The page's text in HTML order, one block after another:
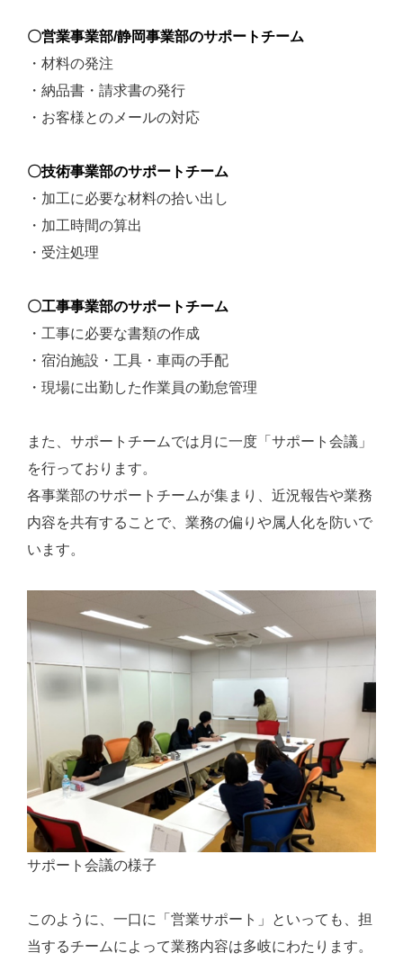
〇営業事業部/静岡事業部のサポートチーム
・材料の発注
・納品書・請求書の発行
・お客様とのメールの対応
〇技術事業部のサポートチーム
・加工に必要な材料の拾い出し
・加工時間の算出
・受注処理
〇工事事業部のサポートチーム
・工事に必要な書類の作成
・宿泊施設・工具・車両の手配
・現場に出勤した作業員の勤怠管理
また、サポートチームでは月に一度「サポート会議」
を行っております。
各事業部のサポートチームが集まり、近況報告や業務
内容を共有することで、業務の偏りや属人化を防いで
います。
サポート会議の様子
このように、一口に「営業サポート」といっても、担
当するチームによって業務内容は多岐にわたります。